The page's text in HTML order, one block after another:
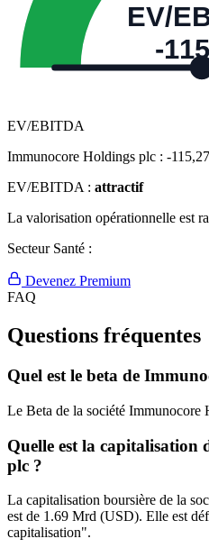
EV/
-
EV/EBITDA
Immunocore Holdings plc : -115,27
EV/EBITDA : attractif
La valorisation opérationnelle est
Secteur Santé :
Devenez Premium
FAQ
Questions fréquentes
Quel est le beta de
Le Beta de la société Immunocore
Quelle est la capitalisation
plc ?
La capitalisation boursière de la
est de 1.69 Mrd (USD). Elle est
capitalisation".